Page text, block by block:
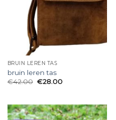
BRUIN LEREN TAS
bruin leren tas
€42.00 €28.00